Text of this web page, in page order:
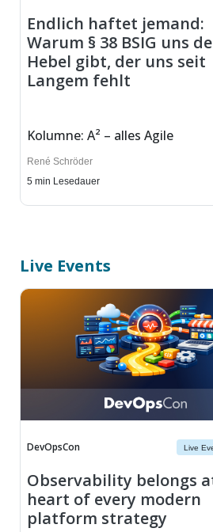
Endlich haftet jemand:
Warum § 38 BSIG uns
Hebel gibt, der uns seit
Langem fehlt
Kolumne: A² – alles Agile
René Schröder
5 min Lesedauer
Live Events
DevOpsCon Live
Observability belongs
heart of every modern
platform strategy